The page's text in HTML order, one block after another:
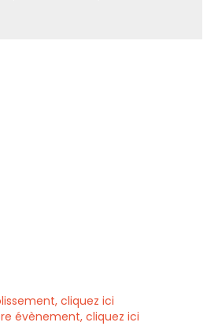
cliquez ici
évènement, cliquez ici